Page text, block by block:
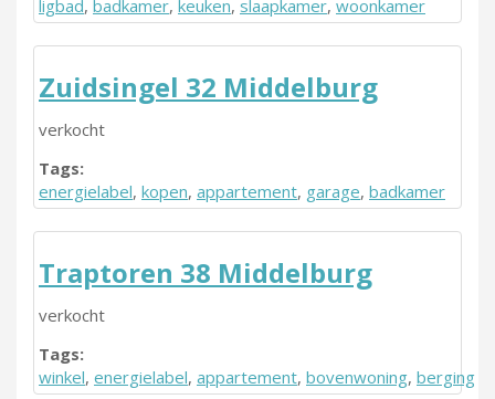
ligbad, badkamer, keuken, slaapkamer, woonkamer
Zuidsingel 32 Middelburg
verkocht
Tags:
energielabel, kopen, appartement, garage, badkamer
Traptoren 38 Middelburg
verkocht
Tags:
winkel, energielabel, appartement, bovenwoning, berging